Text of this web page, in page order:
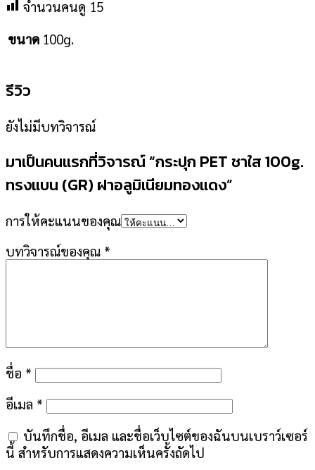
จำนวนคนดู 15
ขนาด 100g.
รีวิว
ยังไม่มีบทวิจารณ์
มาเป็นคนแรกที่วิจารณ์ “กระปุก PET ชาใส 100g.
ทรงแบน (GR) ฝาอลูมิเนียมทองแดง”
การให้คะแนนของคุณ
บทวิจารณ์ของคุณ *
ชื่อ *
อีเมล *
บันทึกชื่อ, อีเมล และชื่อเว็บไซต์ของฉันบนเบราว์เซอร์
นี้ สำหรับการแสดงความเห็นครั้งถัดไป